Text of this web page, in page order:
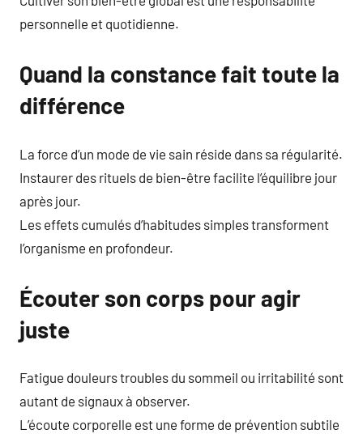
personnelle et quotidienne.
Quand la constance fait toute la
différence
La force d’un mode de vie sain réside dans sa régularité.
Instaurer des rituels de bien-être facilite l’équilibre jour
après jour.
Les effets cumulés d’habitudes simples transforment
l’organisme en profondeur.
Écouter son corps pour agir
juste
Fatigue douleurs troubles du sommeil ou irritabilité sont
autant de signaux à observer.
L’écoute corporelle est une forme de prévention subtile